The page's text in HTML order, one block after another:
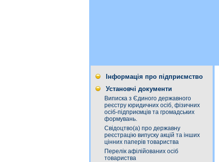
Інформація про підприємство
Установчі документи
Виписка з Єдиного державного
реєстру юридичних осіб, фізичних
осіб-підприємців та громадських
формувань.
Свідоцтво(а) про державну
реєстрацію випуску акцій та інших
цінних паперів товариства
Перелік афілійованих осіб
товариства